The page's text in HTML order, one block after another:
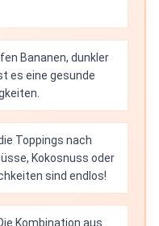
Bananen, dunkler
es eine gesunde
Toppings nach
Kokosnuss oder
sind endlos!
Kombination aus